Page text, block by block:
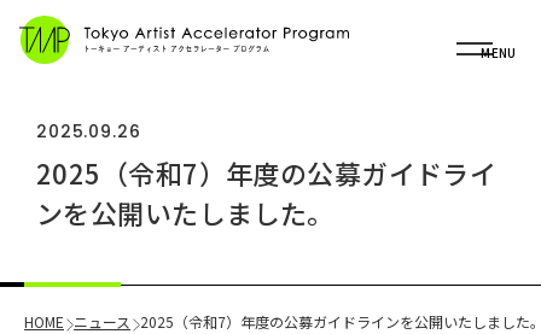
MENU
2025.09.26
2025（令和7）年度の公募ガイドライ
ンを公開いたしました。
HOME ニュース 2025（令和7）年度の公募ガイドラインを公開いたしました